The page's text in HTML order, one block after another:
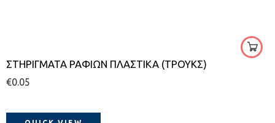
ΣΤΗΡΙΓΜΑΤΑ ΡΑΦΙΩΝ ΠΛΑΣΤΙΚΑ (ΤΡΟΥΚΣ)
€0.05